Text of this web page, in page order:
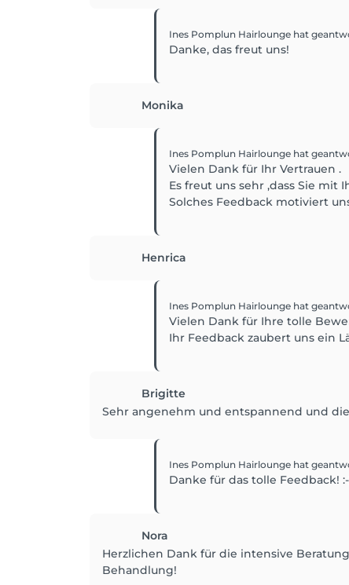
Ines Pomplun Hairlounge hat
Danke, das freut uns!
Monika
Ines Pomplun Hairlounge hat
Vielen Dank für Ihr Vertrauen .
Es freut uns sehr ,dass Sie
Solches Feedback motiviert
Henrica
Ines Pomplun Hairlounge hat
Vielen Dank für Ihre tolle
Ihr Feedback zaubert uns ein
Brigitte
Sehr angenehm und entspannend und die
Ines Pomplun Hairlounge hat
Danke für das tolle Feedback!
Nora
Herzlichen Dank für die intensive
Behandlung!